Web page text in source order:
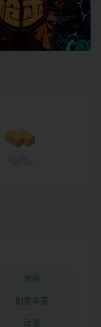
休闲
剧情丰富
动漫